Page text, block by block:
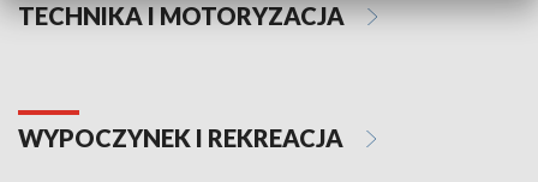
TECHNIKA I MOTORYZACJA
WYPOCZYNEK I REKREACJA